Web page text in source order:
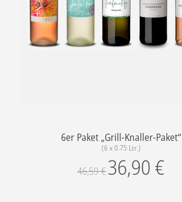
6er Paket „Grill-Knaller-Paket“
(6 x 0.75 Ltr.)
46,59€36,90 €